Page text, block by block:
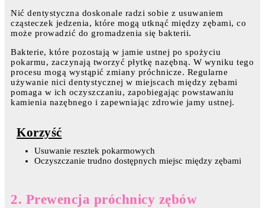
Nić dentystyczna doskonale radzi sobie z usuwaniem
cząsteczek jedzenia, które mogą utknąć między zębami, co
może prowadzić do gromadzenia się bakterii.
Bakterie, które pozostają w jamie ustnej po spożyciu
pokarmu, zaczynają tworzyć płytkę nazębną. W wyniku tego
procesu mogą wystąpić zmiany próchnicze. Regularne
używanie nici dentystycznej w miejscach między zębami
pomaga w ich oczyszczaniu, zapobiegając powstawaniu
kamienia nazębnego i zapewniając zdrowie jamy ustnej.
Korzyść
Usuwanie resztek pokarmowych
Oczyszczanie trudno dostępnych miejsc między zębami
2. Prewencja próchnicy zębów